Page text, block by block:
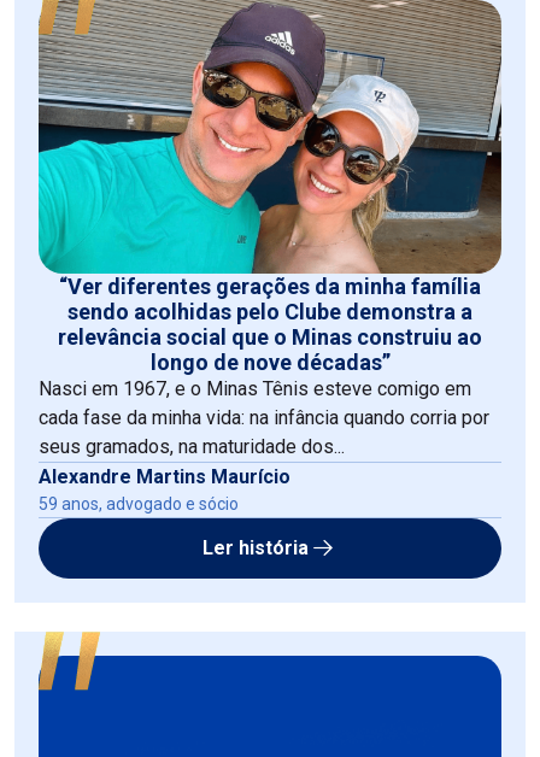
“Ver diferentes gerações da minha família
sendo acolhidas pelo Clube demonstra a
relevância social que o Minas construiu ao
longo de nove décadas”
Nasci em 1967, e o Minas Tênis esteve comigo em
cada fase da minha vida: na infância quando corria por
seus gramados, na maturidade dos...
Alexandre Martins Maurício
59 anos, advogado e sócio
Ler história